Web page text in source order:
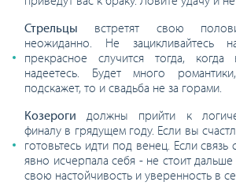
Стрельцы встретят свою
неожиданно. Не зацикливайтесь
прекрасное случится тогда,
надеетесь. Будет много
подскажет, то и свадьба не за горами.
Козероги должны прийти к
финалу в грядущем году. Если вы
готовьтесь идти под венец. Если
явно исчерпала себя - не стоит дальше
свою настойчивость и уверенность в